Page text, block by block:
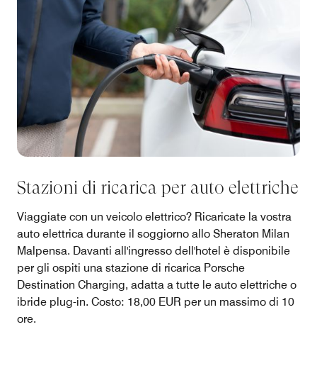
Stazioni di ricarica per auto elettriche
Viaggiate con un veicolo elettrico? Ricaricate la vostra
auto elettrica durante il soggiorno allo Sheraton Milan
Malpensa. Davanti all'ingresso dell'hotel è disponibile
per gli ospiti una stazione di ricarica Porsche
Destination Charging, adatta a tutte le auto elettriche o
ibride plug-in. Costo: 18,00 EUR per un massimo di 10
ore.